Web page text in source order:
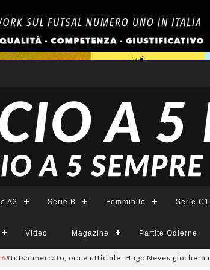
A2 Serie B Femminile Serie C1
Video Magazine Partite Odierne
ora è ufficiale: Hugo Neves giocherà nel